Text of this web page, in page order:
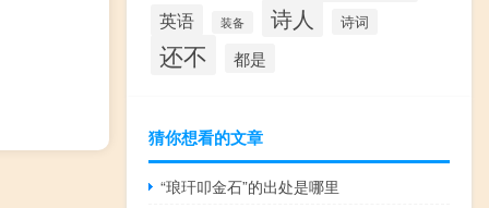
英语 装备 诗人 诗词
还不 都是
猜你想看的文章
“琅玕叩金石”的出处是哪里